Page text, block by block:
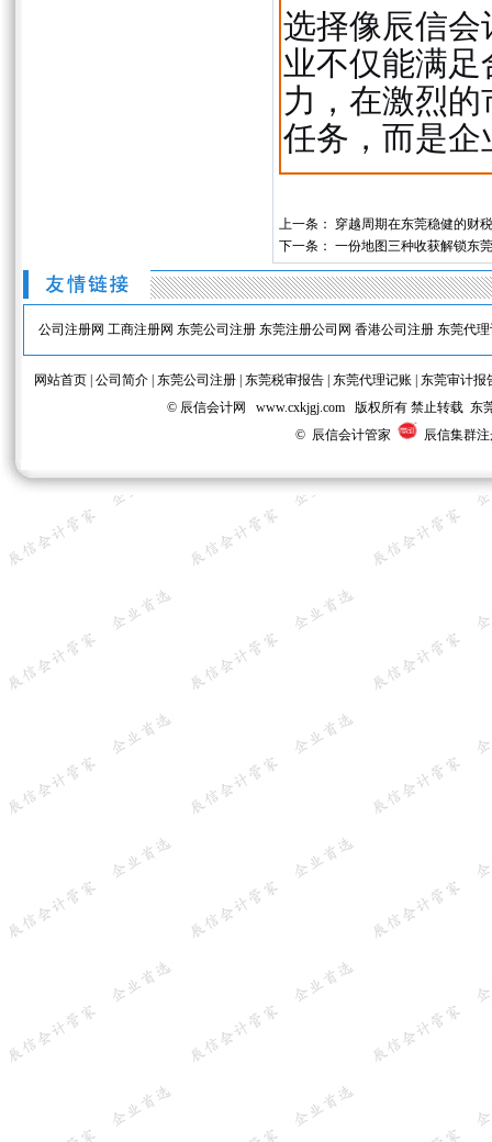
选择像辰信
业不仅能满
力，在激烈
任务，而是
上一条：
穿越周期在东莞稳健的财
下一条： 一份地图三种收获解锁东
公司注册网 工商注册网 东莞公司注册 东莞注册公司网 香港公司注册 东莞代
网站首页| 公司简介| 东莞公司注册| 东莞税审报告| 东莞代理记账| 东莞审计报
© 辰信会计网 www.cxkjgj.com 版权所有 禁止转载 东
© 辰信会计管家
辰信集群